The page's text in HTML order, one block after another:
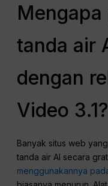
tanda air
dengan
Video 3.1?
Banyak situs web
tanda air AI secara
menggunakannya